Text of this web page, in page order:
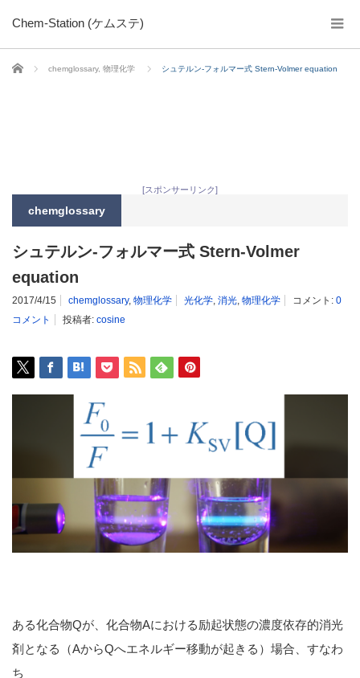
Chem-Station (ケムステ)
ホーム chemglossary, 物理化学 シュテルン-フォルマー式 Stern-Volmer equation
[スポンサーリンク]
chemglossary
シュテルン-フォルマー式 Stern-Volmer
equation
2017/4/15 chemglossary, 物理化学 光化学, 消光, 物理化学 コメント: 0
コメント
投稿者: cosine
ある化合物Qが、化合物Aにおける励起状態の濃度依存的消光
剤となる（AからQへエネルギー移動が起きる）場合、すなわ
ち